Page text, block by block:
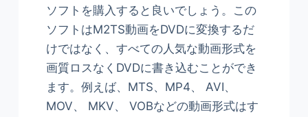
ソフトを購入すると良いでしょう。この
ソフトはM2TS動画をDVDに変換するだ
けではなく、すべての人気な動画形式を
画質ロスなくDVDに書き込むことができ
ます。例えば、MTS、MP4、 AVI、
MOV、 MKV、 VOBなどの動画形式はす